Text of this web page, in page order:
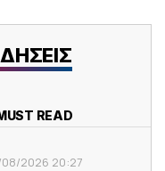
READ
2026 20:27